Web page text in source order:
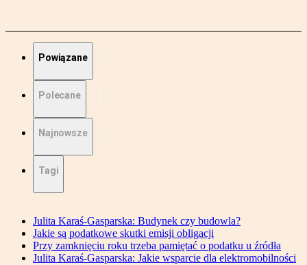
Powiązane
Polecane
Najnowsze
Tagi
Julita Karaś-Gasparska: Budynek czy budowla?
Jakie są podatkowe skutki emisji obligacji
Przy zamknięciu roku trzeba pamiętać o podatku u źródła
Julita Karaś-Gasparska: Jakie wsparcie dla elektromobilności